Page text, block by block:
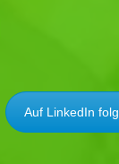
Auf LinkedIn